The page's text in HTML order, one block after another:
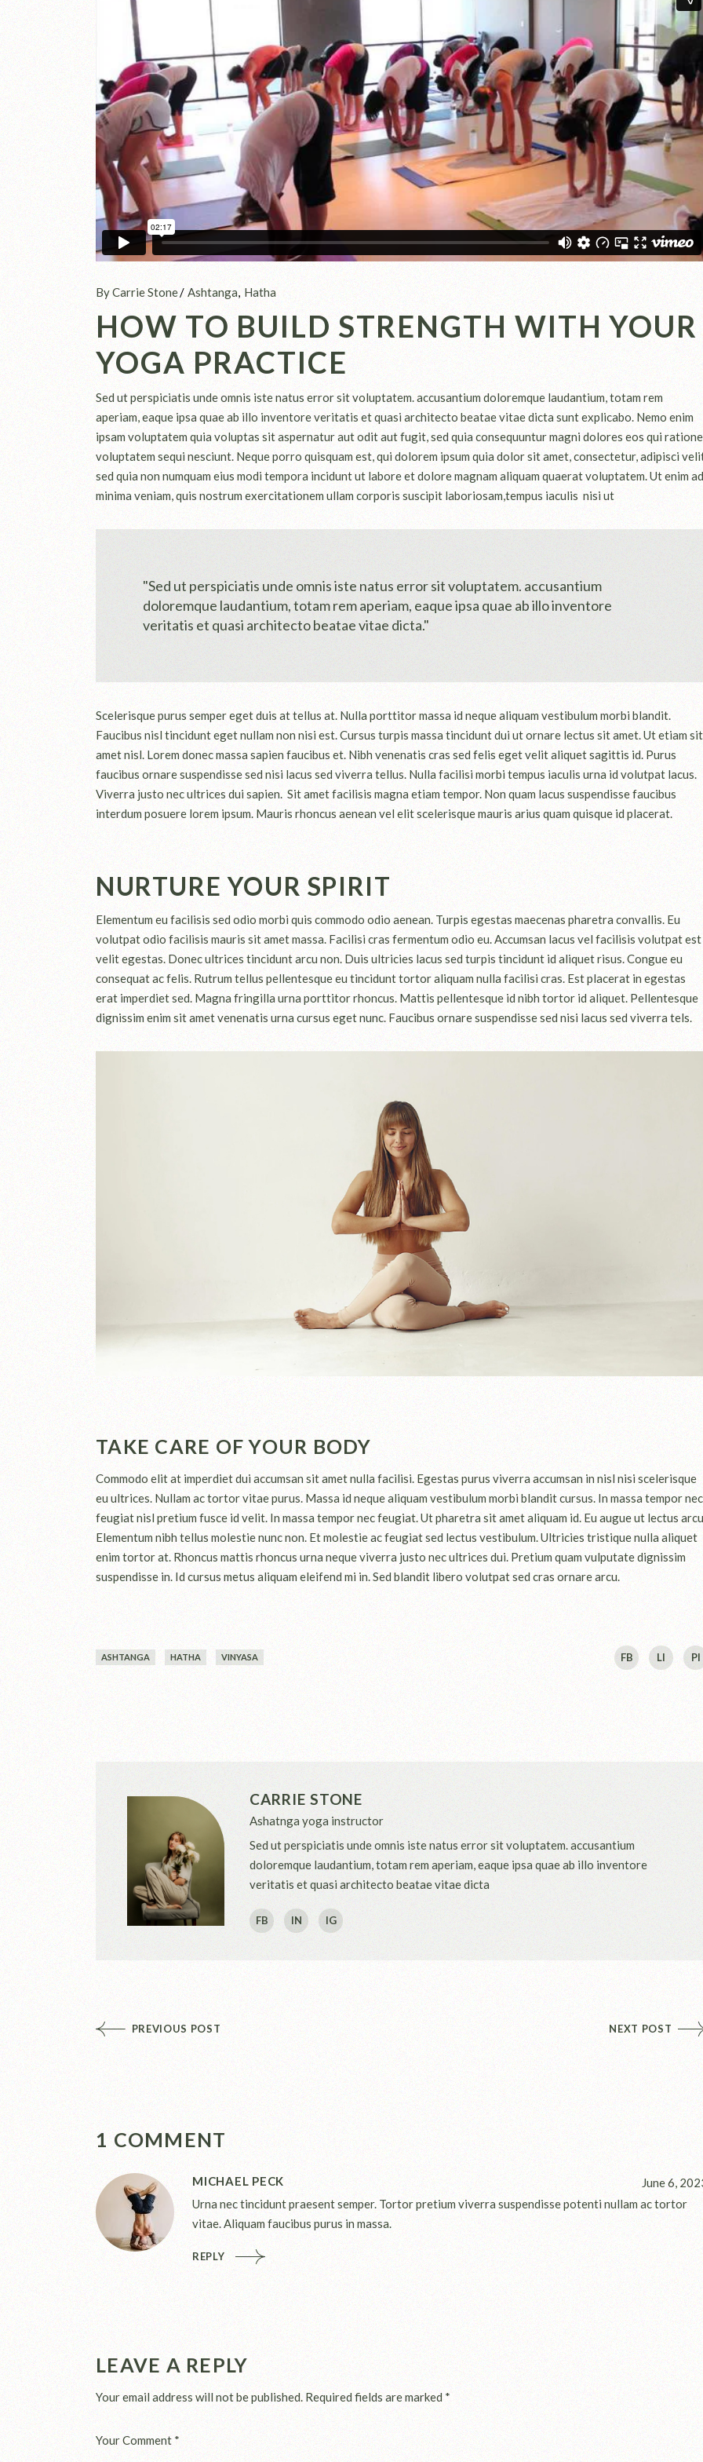
By Carrie Stone Ashtanga Hatha
HOW TO BUILD STRENGTH WITH YOUR
YOGA PRACTICE
Sed ut perspiciatis unde omnis iste natus error sit voluptatem. accusantium doloremque laudantium, totam rem
aperiam, eaque ipsa quae ab illo inventore veritatis et quasi architecto beatae vitae dicta sunt explicabo. Nemo enim
ipsam voluptatem quia voluptas sit aspernatur aut odit aut fugit, sed quia consequuntur magni dolores eos qui ratione
voluptatem sequi nesciunt. Neque porro quisquam est, qui dolorem ipsum quia dolor sit amet, consectetur, adipisci
sed quia non numquam eius modi tempora incidunt ut labore et dolore magnam aliquam quaerat voluptatem. Ut enim ad
minima veniam, quis nostrum exercitationem ullam corporis suscipit laboriosam,tempus iaculis nisi ut
"Sed ut perspiciatis unde omnis iste natus error sit voluptatem. accusantium
doloremque laudantium, totam rem aperiam, eaque ipsa quae ab illo inventore
veritatis et quasi architecto beatae vitae dicta."
Scelerisque purus semper eget duis at tellus at. Nulla porttitor massa id neque aliquam vestibulum morbi blandit.
Faucibus nisl tincidunt eget nullam non nisi est. Cursus turpis massa tincidunt dui ut ornare lectus sit amet. Ut etiam sit
amet nisl. Lorem donec massa sapien faucibus et. Nibh venenatis cras sed felis eget velit aliquet sagittis id. Purus
faucibus ornare suspendisse sed nisi lacus sed viverra tellus. Nulla facilisi morbi tempus iaculis urna id volutpat lacus.
Viverra justo nec ultrices dui sapien. Sit amet facilisis magna etiam tempor. Non quam lacus suspendisse faucibus
interdum posuere lorem ipsum. Mauris rhoncus aenean vel elit scelerisque mauris arius quam quisque id placerat.
NURTURE YOUR SPIRIT
Elementum eu facilisis sed odio morbi quis commodo odio aenean. Turpis egestas maecenas pharetra convallis. Eu
volutpat odio facilisis mauris sit amet massa. Facilisi cras fermentum odio eu. Accumsan lacus vel facilisis volutpat est
velit egestas. Donec ultrices tincidunt arcu non. Duis ultricies lacus sed turpis tincidunt id aliquet risus. Congue eu
consequat ac felis. Rutrum tellus pellentesque eu tincidunt tortor aliquam nulla facilisi cras. Est placerat in egestas
erat imperdiet sed. Magna fringilla urna porttitor rhoncus. Mattis pellentesque id nibh tortor id aliquet. Pellentesque
dignissim enim sit amet venenatis urna cursus eget nunc. Faucibus ornare suspendisse sed nisi lacus sed viverra tels.
TAKE CARE OF YOUR BODY
Commodo elit at imperdiet dui accumsan sit amet nulla facilisi. Egestas purus viverra accumsan in nisl nisi scelerisque
eu ultrices. Nullam ac tortor vitae purus. Massa id neque aliquam vestibulum morbi blandit cursus. In massa tempor nec
feugiat nisl pretium fusce id velit. In massa tempor nec feugiat. Ut pharetra sit amet aliquam id. Eu augue ut lectus
Elementum nibh tellus molestie nunc non. Et molestie ac feugiat sed lectus vestibulum. Ultricies tristique nulla aliquet
enim tortor at. Rhoncus mattis rhoncus urna neque viverra justo nec ultrices dui. Pretium quam vulputate dignissim
suspendisse in. Id cursus metus aliquam eleifend mi in. Sed blandit libero volutpat sed cras ornare arcu.
ASHTANGA HATHA VINYASA FB LI PI
CARRIE STONE
Ashatnga yoga instructor
Sed ut perspiciatis unde omnis iste natus error sit voluptatem. accusantium
doloremque laudantium, totam rem aperiam, eaque ipsa quae ab illo inventore
veritatis et quasi architecto beatae vitae dicta
FB IN IG
PREVIOUS POST NEXT POST
1 COMMENT
MICHAEL PECK
June 6,
Urna nec tincidunt praesent semper. Tortor pretium viverra suspendisse potenti nullam ac tortor
vitae. Aliquam faucibus purus in massa.
REPLY
LEAVE A REPLY
Your email address will not be published. Required fields are marked *